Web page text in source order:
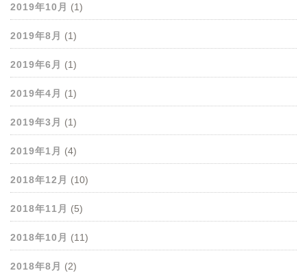
2019年10月 (1)
2019年8月 (1)
2019年6月 (1)
2019年4月 (1)
2019年3月 (1)
2019年1月 (4)
2018年12月 (10)
2018年11月 (5)
2018年10月 (11)
2018年8月 (2)